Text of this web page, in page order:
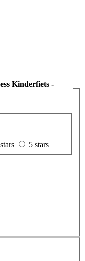
Kinderfiets -
5 stars